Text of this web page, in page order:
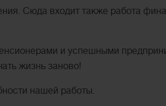
Сюда входит также работа
и успешными
жизнь заново!
нашей работы.